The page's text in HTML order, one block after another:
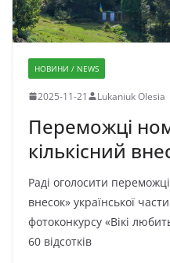
НОВИНИ / NEWS
2025-11-21 Lukaniuk Olesia
Переможці
кількісний
Раді оголосити
внесок» української
фотоконкурсу «Вікі
60 відсотків